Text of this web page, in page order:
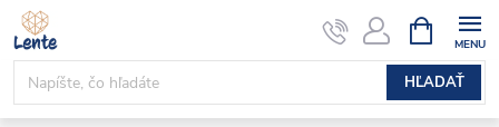
Prejsť
na
obsah
HĽADAŤ
KOŠÍK